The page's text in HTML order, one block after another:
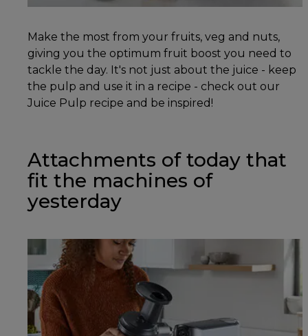
Make the most from your fruits, veg and nuts,
giving you the optimum fruit boost you need to
tackle the day. It's not just about the juice - keep
the pulp and use it in a recipe - check out our
Juice Pulp recipe and be inspired!
Attachments of today that
fit the machines of
yesterday